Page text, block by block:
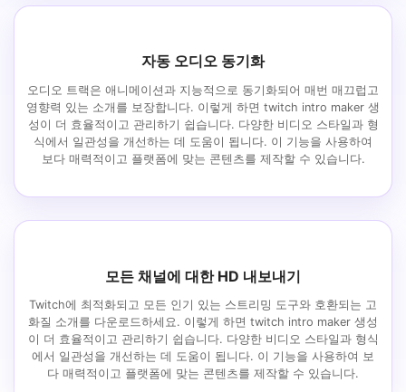
자동 오디오 동기화
오디오 트랙은 애니메이션과 지능적으로 동기화되어 매번 매끄럽고
영향력 있는 소개를 보장합니다. 이렇게 하면 twitch intro maker 생
성이 더 효율적이고 관리하기 쉽습니다. 다양한 비디오 스타일과 형
식에서 일관성을 개선하는 데 도움이 됩니다. 이 기능을 사용하여
보다 매력적이고 플랫폼에 맞는 콘텐츠를 제작할 수 있습니다.
모든 채널에 대한 HD 내보내기
Twitch에 최적화되고 모든 인기 있는 스트리밍 도구와 호환되는 고
화질 소개를 다운로드하세요. 이렇게 하면 twitch intro maker 생성
이 더 효율적이고 관리하기 쉽습니다. 다양한 비디오 스타일과 형식
에서 일관성을 개선하는 데 도움이 됩니다. 이 기능을 사용하여 보
다 매력적이고 플랫폼에 맞는 콘텐츠를 제작할 수 있습니다.